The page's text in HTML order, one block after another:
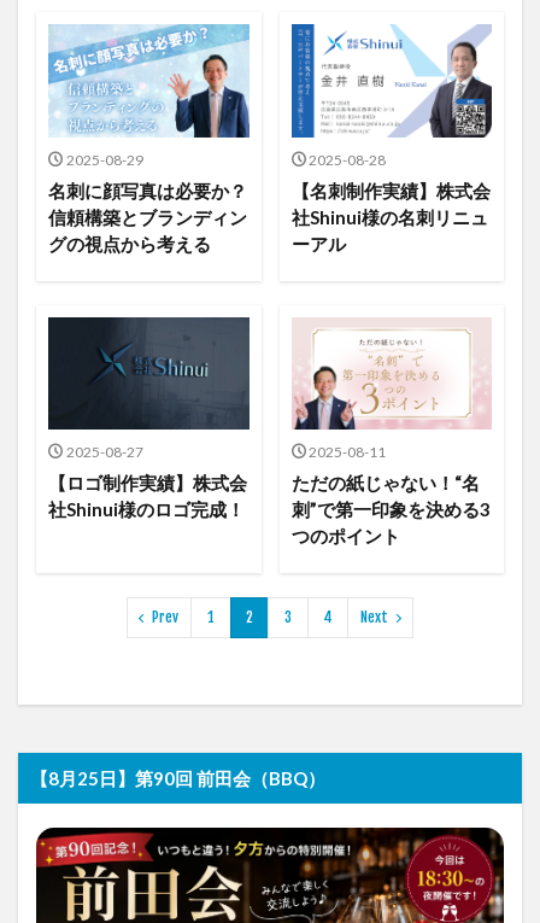
2025-08-29
名刺に顔写真は必要か？
信頼構築とブランディン
グの視点から考える
2025-08-28
【名刺制作実績】株式会
社Shinui様の名刺リニュ
ーアル
2025-08-27
【ロゴ制作実績】株式会
社Shinui様のロゴ完成！
2025-08-11
ただの紙じゃない！“名
刺”で第一印象を決める3
つのポイント
Prev 1 2 3 4 Next
【8月25日】第90回 前田会（BBQ）